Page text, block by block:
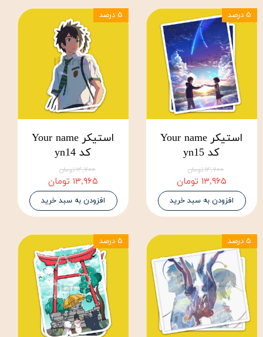
استیکر Your name
کد yn15
۱۴,۷۰۰ تومان
۱۳,۹۶۵ تومان
افزودن به سبد خرید
۵ درصد
استیکر Your name
کد yn14
۱۴,۷۰۰ تومان
۱۳,۹۶۵ تومان
افزودن به سبد خرید
۵ درصد
۵ درصد ۵ درصد